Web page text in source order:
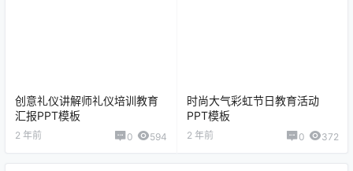
创意礼仪讲解师礼仪培训教育
汇报PPT模板
2 年前 0 594
时尚大气彩虹节日教育活动
PPT模板
2 年前 0 372